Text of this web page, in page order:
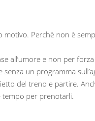
motivo. Perchè non è
all’umore e non per
senza un programma
del treno e partire.
tempo per prenotarli.